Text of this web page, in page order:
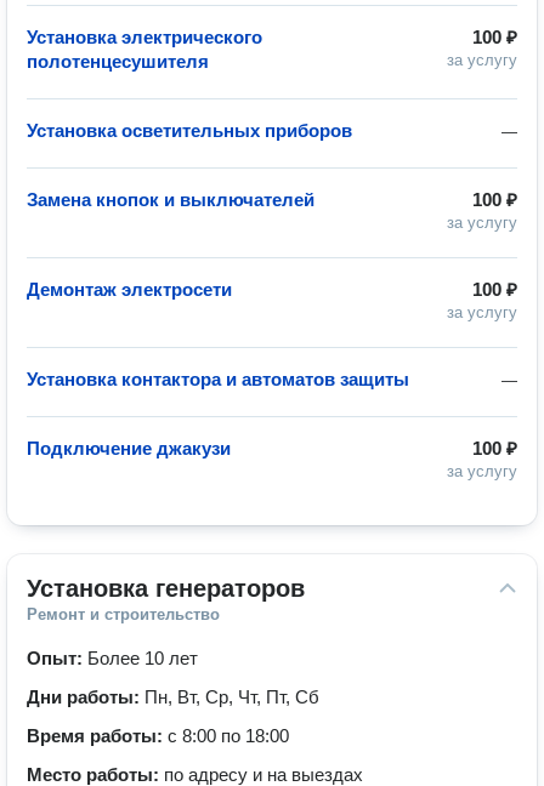
100 ₽
за услугу
Установка электрического
полотенцесушителя
—
Установка осветительных приборов
100 ₽
за услугу
Замена кнопок и выключателей
100 ₽
за услугу
Демонтаж электросети
—
Установка контактора и автоматов защиты
100 ₽
за услугу
Подключение джакузи
Установка генераторов
Ремонт и строительство
Опыт: Более 10 лет
Дни работы: Пн, Вт, Ср, Чт, Пт, Сб
Время работы: с 8:00 по 18:00
Место работы: по адресу и на выездах